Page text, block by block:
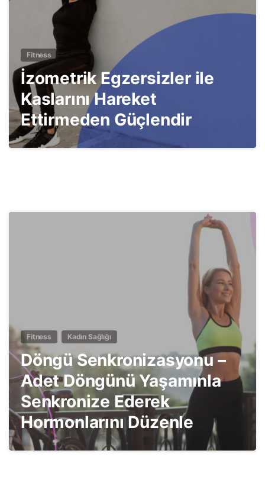
Fitness
İzometrik Egzersizler ile
Kaslarını Hareket
Ettirmeden Güçlendir
Fitness Kadın Sağlığı
Döngü Senkronizasyonu –
Adet Döngünü Yaşamınla
Senkronize Ederek
Hormonlarını Düzenle